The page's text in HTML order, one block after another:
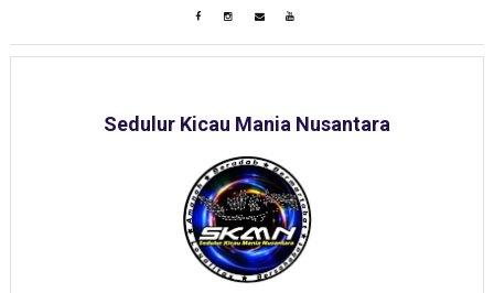
Sedulur Kicau Mania Nusantara